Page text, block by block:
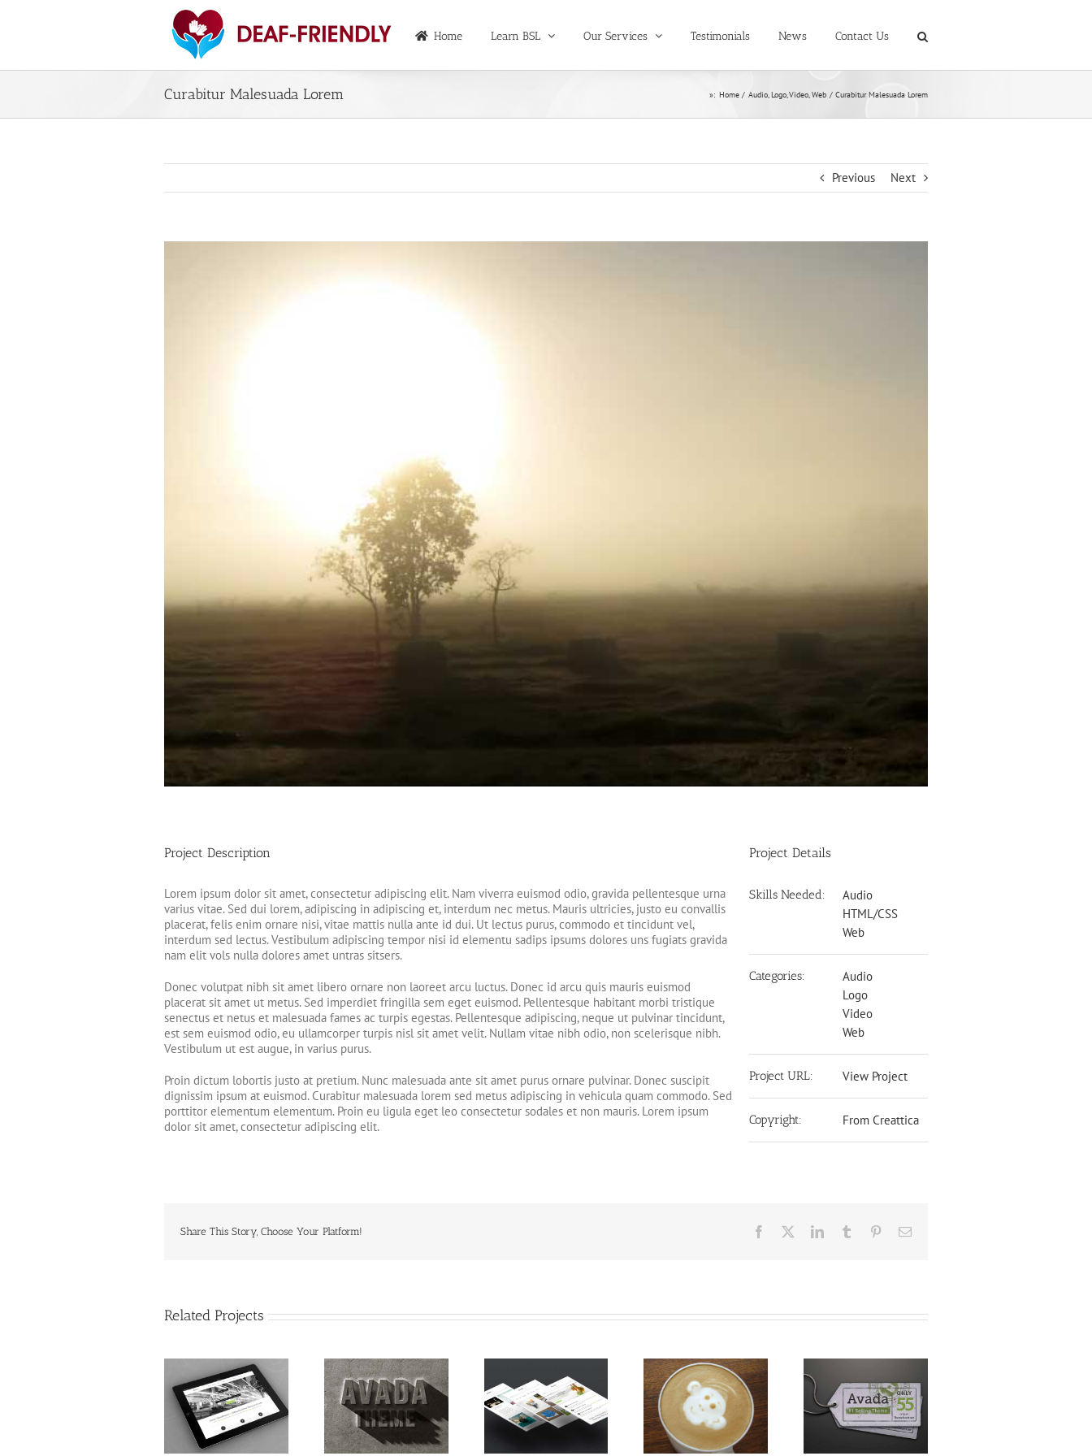
Home Learn BSL Our Services Testimonials News Contact Us
Curabitur Malesuada Lorem »: Home Audio Logo Video Web Curabitur Malesuada Lorem
Previous Next
Project Description
Lorem ipsum dolor sit amet, consectetur adipiscing elit. Nam viverra euismod odio, gravida pellentesque urna
varius vitae. Sed dui lorem, adipiscing in adipiscing et, interdum nec metus. Mauris ultricies, justo eu convallis
placerat, felis enim ornare nisi, vitae mattis nulla ante id dui. Ut lectus purus, commodo et tincidunt vel,
interdum sed lectus. Vestibulum adipiscing tempor nisi id elementu sadips ipsums dolores uns fugiats gravida
nam elit vols nulla dolores amet untras sitsers.
Donec volutpat nibh sit amet libero ornare non laoreet arcu luctus. Donec id arcu quis mauris euismod
placerat sit amet ut metus. Sed imperdiet fringilla sem eget euismod. Pellentesque habitant morbi tristique
senectus et netus et malesuada fames ac turpis egestas. Pellentesque adipiscing, neque ut pulvinar tincidunt,
est sem euismod odio, eu ullamcorper turpis nisl sit amet velit. Nullam vitae nibh odio, non scelerisque nibh.
Vestibulum ut est augue, in varius purus.
Proin dictum lobortis justo at pretium. Nunc malesuada ante sit amet purus ornare pulvinar. Donec suscipit
dignissim ipsum at euismod. Curabitur malesuada lorem sed metus adipiscing in vehicula quam commodo. Sed
porttitor elementum elementum. Proin eu ligula eget leo consectetur sodales et non mauris. Lorem ipsum
dolor sit amet, consectetur adipiscing elit.
Project Details
Skills Needed:
Audio
HTML/CSS
Web
Categories:
Audio
Logo
Video
Web
Project URL: View Project
Copyright: From Creattica
Share This Story, Choose Your Platform! Facebook LinkedInTumblr PinterestEmail
Related Projects
Mauris Fringilla
Voluts
Proin Sodales Quam
Nam Viverra
Suspendisse
Pharetra Urna
Donec Ornare Turpis
Eget